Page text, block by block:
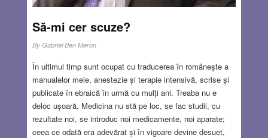
Să-mi cer scuze?
By Gabriel Ben Meron
În ultimul timp sunt ocupat cu traducerea în românește a
manualelor mele, anestezie și terapie intensivă, scrise și
publicate în ebraică în urmă cu mulți ani. Treaba nu e
deloc ușoară. Medicina nu stă pe loc, se fac studii, cu
rezultate noi, se introduc noi medicamente, noi aparate;
ceea ce odată era adevărat și în vigoare devine desuet,